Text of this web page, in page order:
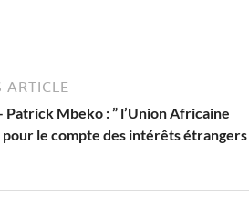
ARTICLE
Patrick Mbeko : ” l’Union Africaine
pour le compte des intérêts étrangers